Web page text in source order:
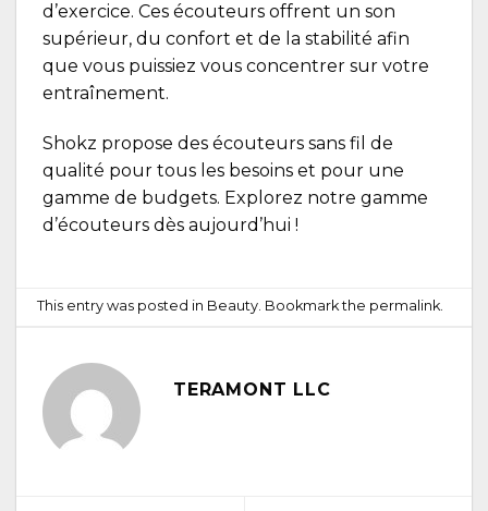
d’exercice. Ces écouteurs offrent un son
supérieur, du confort et de la stabilité afin
que vous puissiez vous concentrer sur votre
entraînement.
Shokz propose des écouteurs sans fil de
qualité pour tous les besoins et pour une
gamme de budgets. Explorez notre gamme
d’écouteurs dès aujourd’hui !
This entry was posted in Beauty. Bookmark the permalink.
TERAMONT LLC